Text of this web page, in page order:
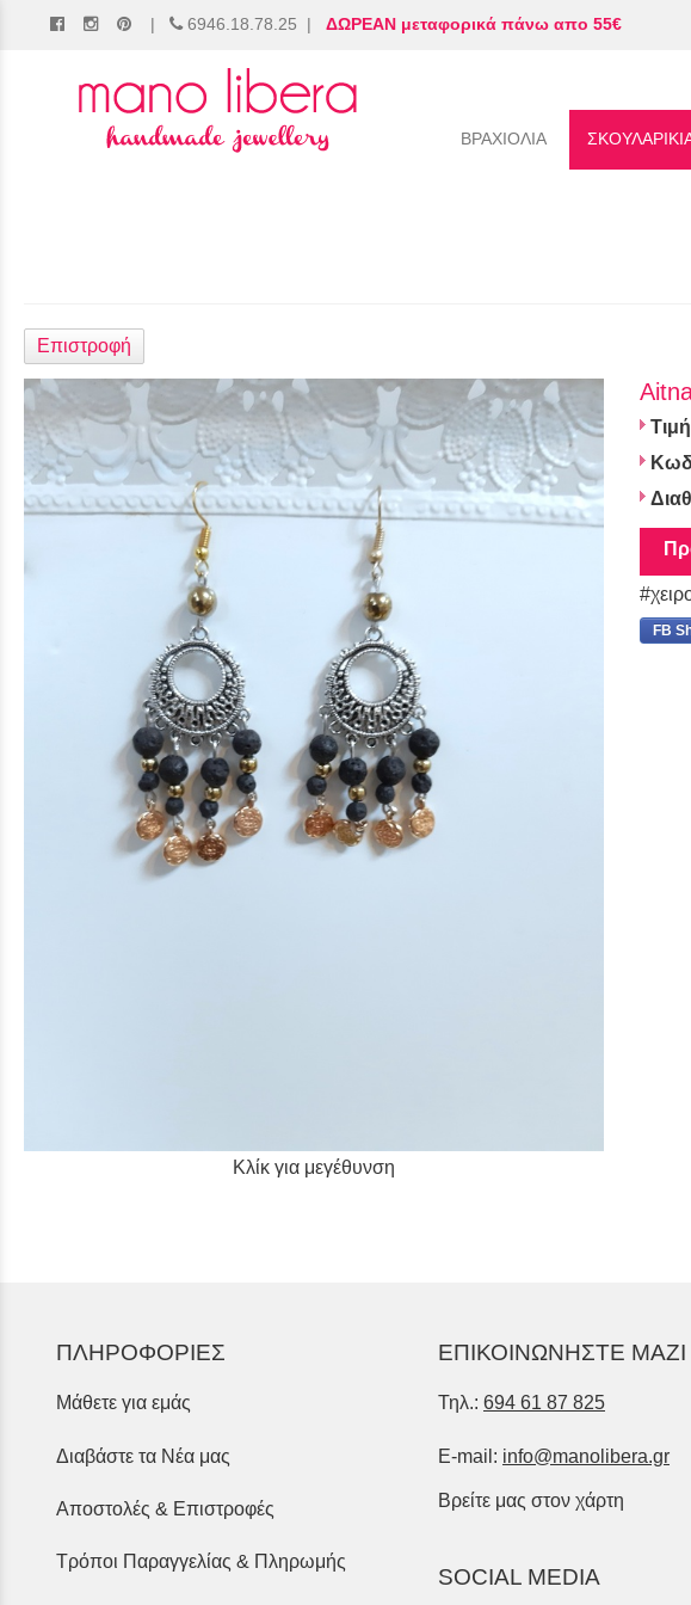
| 6946.18.78.25 | ΔΩΡΕΑΝ μεταφορικά πάνω απο 55€
ΒΡΑΧΙΟΛΙΑ
Επιστροφή
Κλίκ για μεγέθυνση
FB
ΠΛΗΡΟΦΟΡΙΕΣ
Μάθετε για εμάς
Διαβάστε τα Νέα μας
Αποστολές & Επιστροφές
Τρόποι Παραγγελίας & Πληρωμής
ΕΠΙΚΟΙΝΩΝΗΣΤΕ
Τηλ.: 694 61 87 825
E-mail: info@manolibera.gr
Βρείτε μας στον χάρτη
SOCIAL MEDIA